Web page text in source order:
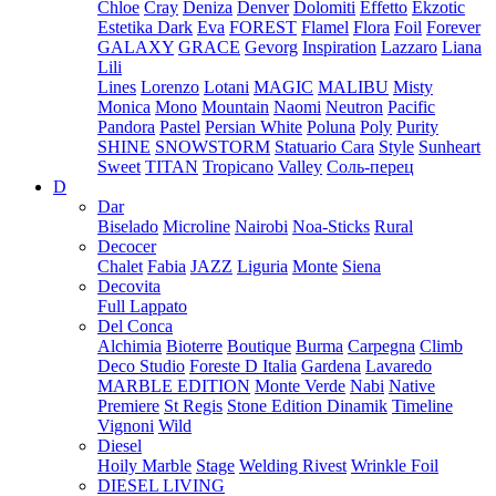
Chloe Cray Deniza Denver Dolomiti Effetto Ekzotic
Estetika Dark Eva FOREST Flamel Flora Foil Forever
GALAXY GRACE Gevorg Inspiration Lazzaro Liana
Lili
Lines Lorenzo Lotani MAGIC MALIBU Misty
Monica Mono Mountain Naomi Neutron Pacific
Pandora Pastel Persian White Poluna Poly Purity
SHINE SNOWSTORM Statuario Cara Style Sunheart
Sweet TITAN Tropicano Valley Соль-перец
D
Dar
Biselado Microline Nairobi Noa-Sticks Rural
Decocer
Chalet Fabia JAZZ Liguria Monte Siena
Decovita
Full Lappato
Del Conca
Alchimia Bioterre Boutique Burma Carpegna Climb
Deco Studio Foreste D Italia Gardena Lavaredo
MARBLE EDITION Monte Verde Nabi Native
Premiere St Regis Stone Edition Dinamik Timeline
Vignoni Wild
Diesel
Hoily Marble Stage Welding Rivest Wrinkle Foil
DIESEL LIVING